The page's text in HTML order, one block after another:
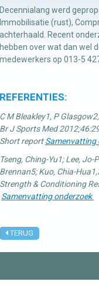
Decennialang werd
Immobilisatie (rust),
achterhaald. Recent
hebben over wat dan wel
medewerkers op 013-5
REFERENTIES:
C M Bleakley1, P
Br J Sports Med
Short reportSamenvatting
Tseng, Ching-Yu1; Lee, Jo-
Brennan5; Kuo, Chia-
Strength & Conditioning
Samenvatting onderzoek
TERUG